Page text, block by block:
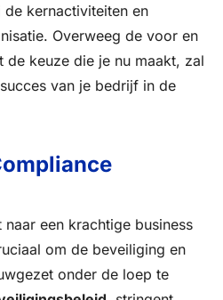
kernactiviteiten en
Overweeg de voor en
keuze die je nu maakt, zal
van je bedrijf in de
een krachtige business
om de beveiliging en
onder de loep te